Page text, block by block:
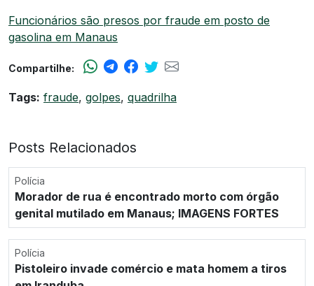
Funcionários são presos por fraude em posto de
gasolina em Manaus
Compartilhe:
Tags: fraude, golpes, quadrilha
Posts Relacionados
Polícia
Morador de rua é encontrado morto com órgão
genital mutilado em Manaus; IMAGENS FORTES
Polícia
Pistoleiro invade comércio e mata homem a tiros